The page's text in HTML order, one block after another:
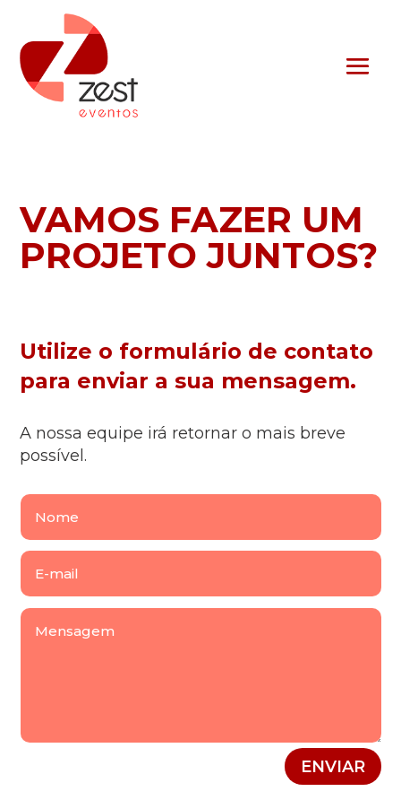
VAMOS FAZER UM
PROJETO JUNTOS?
Utilize o formulário de contato
para enviar a sua mensagem.
A nossa equipe irá retornar o mais breve
possível.
ENVIAR